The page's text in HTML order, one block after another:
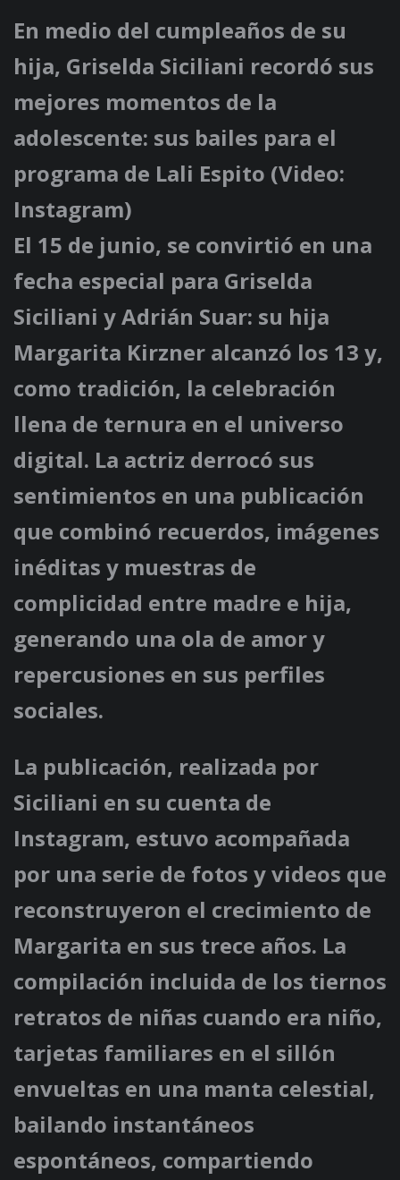
En medio del cumpleaños de su
hija, Griselda Siciliani recordó sus
mejores momentos de la
adolescente: sus bailes para el
programa de Lali Espito (Video:
Instagram)
El 15 de junio, se convirtió en una
fecha especial para Griselda
Siciliani y Adrián Suar: su hija
Margarita Kirzner alcanzó los 13 y,
como tradición, la celebración
llena de ternura en el universo
digital. La actriz derrocó sus
sentimientos en una publicación
que combinó recuerdos, imágenes
inéditas y muestras de
complicidad entre madre e hija,
generando una ola de amor y
repercusiones en sus perfiles
sociales.
La publicación, realizada por
Siciliani en su cuenta de
Instagram, estuvo acompañada
por una serie de fotos y videos que
reconstruyeron el crecimiento de
Margarita en sus trece años. La
compilación incluida de los tiernos
retratos de niñas cuando era niño,
tarjetas familiares en el sillón
envueltas en una manta celestial,
bailando instantáneos
espontáneos, compartiendo